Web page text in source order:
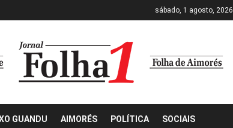
sábado, 1 agosto, 2026
GUANDU AIMORÉS POLÍTICA SOCIAIS